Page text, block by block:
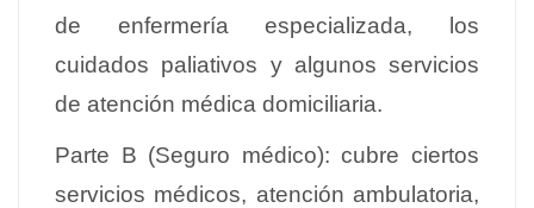
de enfermería especializada, los
cuidados paliativos y algunos servicios
de atención médica domiciliaria.
Parte B (Seguro médico): cubre ciertos
servicios médicos, atención ambulatoria,